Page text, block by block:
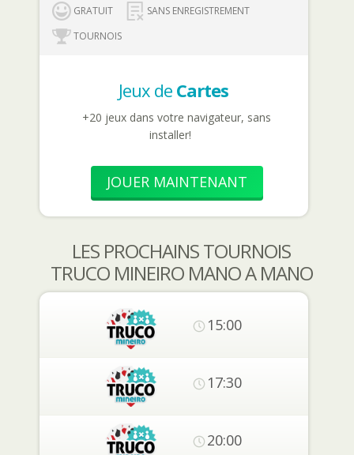
GRATUIT
SANS ENREGISTREMENT
TOURNOIS
Jeux de Cartes
+20 jeux dans votre navigateur, sans
installer!
JOUER MAINTENANT
LES PROCHAINS TOURNOIS
TRUCO MINEIRO MANO A MANO
15:00
17:30
20:00